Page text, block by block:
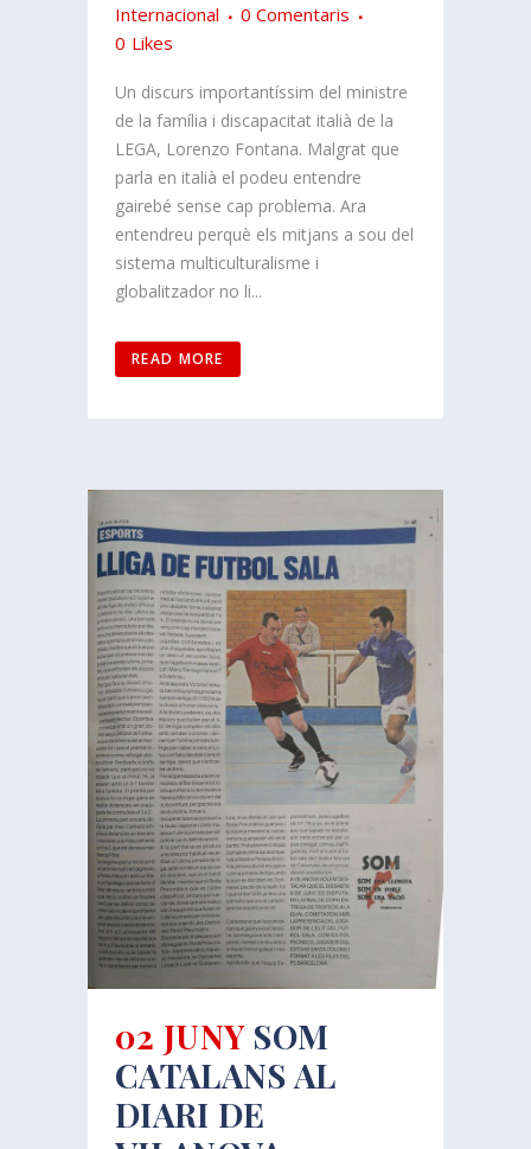
Internacional
0 Comentaris
0 Likes
Un discurs importantíssim del ministre
de la família i discapacitat italià de la
LEGA, Lorenzo Fontana. Malgrat que
parla en italià el podeu entendre
gairebé sense cap problema. Ara
entendreu perquè els mitjans a sou del
sistema multiculturalisme i
globalitzador no li...
READ MORE
02 JUNY SOM
CATALANS AL
DIARI DE